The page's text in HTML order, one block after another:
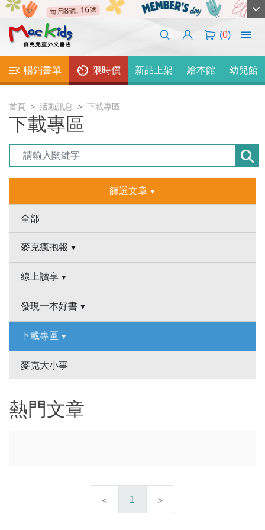
(0)
暢銷書單 限時價 新品上架 繪本館 幼兒館
首頁 活動訊息 下載專區
下載專區
篩選文章
全部
麥克瘋抱報
線上讀享
發現一本好書
下載專區
麥克大小事
熱門文章
1